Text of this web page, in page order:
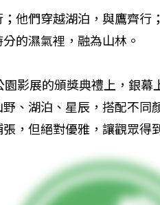
他們穿越湖泊，與鷹齊行
的濕氣裡，融為山林。
影展的頒獎典禮上，銀
、湖泊、星辰，搭配不同
，但絕對優雅，讓觀眾得